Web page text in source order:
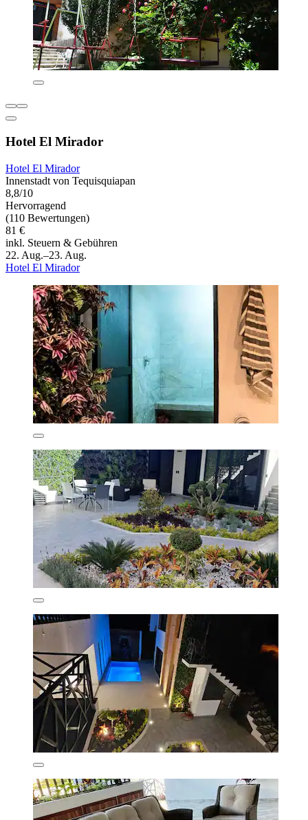
Hotel El Mirador
Hotel El Mirador
Innenstadt von Tequisquiapan
8,8/10
Hervorragend
(110 Bewertungen)
81 €
inkl. Steuern & Gebühren
22. Aug.–23. Aug.
Hotel El Mirador